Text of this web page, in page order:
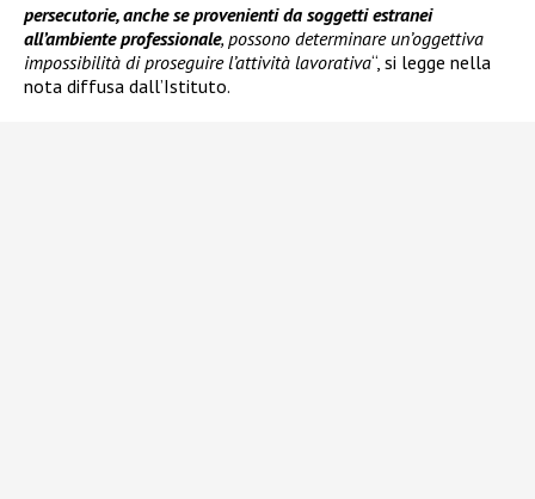
persecutorie, anche se provenienti da soggetti estranei
all’ambiente professionale, possono determinare un’oggettiva
impossibilità di proseguire l’attività lavorativa“, si legge nella
nota diffusa dall’Istituto.